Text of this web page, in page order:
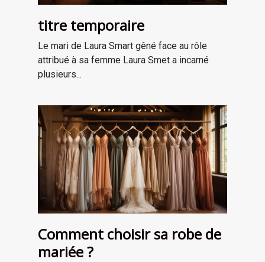
titre temporaire
Le mari de Laura Smart gêné face au rôle
attribué à sa femme Laura Smet a incarné
plusieurs...
Comment choisir sa robe de
mariée ?